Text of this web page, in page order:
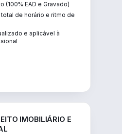
(100% EAD e Gravado)
de horário e ritmo de
e aplicável à
IMOBILIÁRIO E